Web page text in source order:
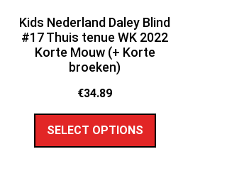
Kids Nederland Daley Blind
#17 Thuis tenue WK 2022
Korte Mouw (+ Korte
broeken)
€34.89
SELECT OPTIONS